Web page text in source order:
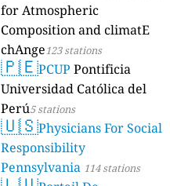
for Atmospheric
Composition and climatE
chAnge123 stations
🇵🇪PCUP Pontificia
Universidad Católica del
Perú5 stations
🇺🇸Physicians For Social
Responsibility
Pennsylvania 114 stations